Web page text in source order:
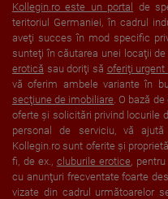
Kollegin.ro este un portal
de
teritoriul Germaniei, în cadrul
aveţi succes în mod specific
sunteţi în căutarea unei locaţii
erotică sau doriţi să oferiţi
vă oferim ambele variante în
secţiune de imobiliare. O bază
oferte şi solicitări privind locurile
personal de serviciu, vă
Kollegin.ro sunt oferite şi
fi, de ex., cluburile erotice,
cu anunţuri frecventate foarte
vizate din cadrul următoarelor